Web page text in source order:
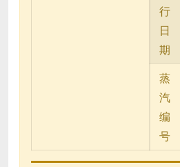
行
日
期
蒸
汽
编
号